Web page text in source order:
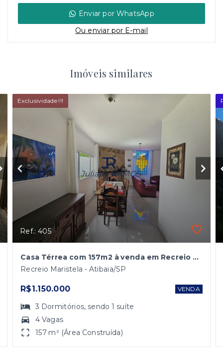
Enviar por WhatsApp
Ou enviar por E-mail
Imóveis similares
Exclusividade !!!
Ref.: 405
Casa Térrea com 157m2 à venda em Recreio Maristela, Atibaia/SP
Recreio Maristela - Atibaia/SP
R$1.150.000 VENDA
3 Dormitórios, sendo1 suíte
4 Vagas
157 m² (Área Construída)